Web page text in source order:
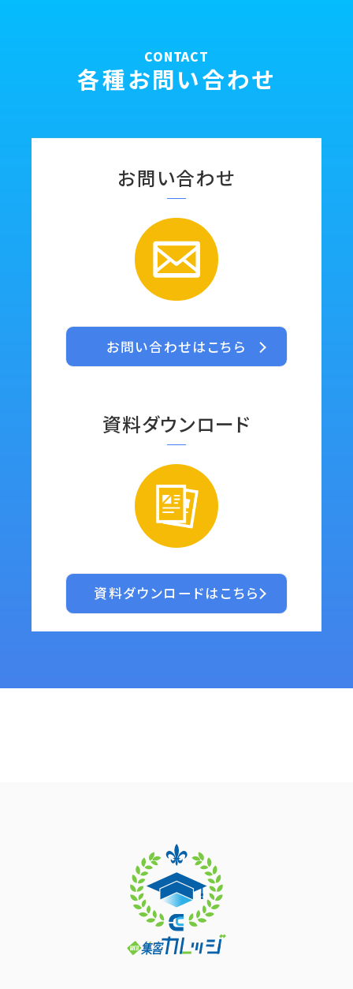
CONTACT
各種お問い合わせ
資料ダウンロード
資料ダウンロードはこちら
お問い合わせ
お問い合わせはこちら